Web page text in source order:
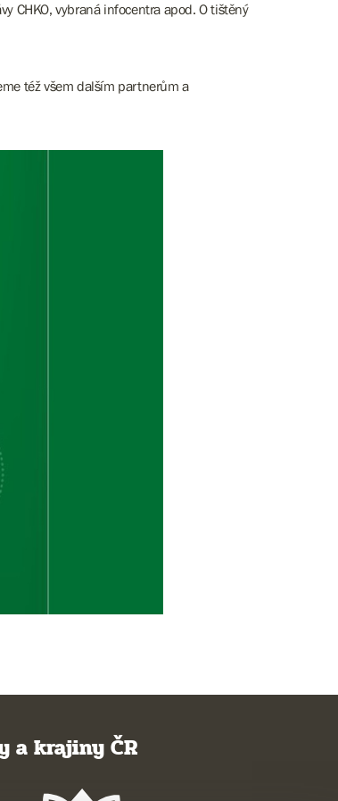
CHKO, vybraná infocentra apod. O tištěný
též všem dalším partnerům a
a krajiny ČR